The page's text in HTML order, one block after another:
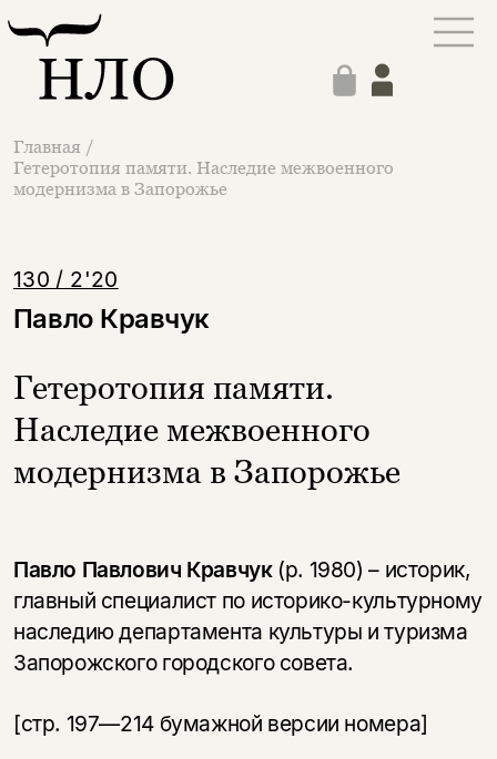
Главная /
Гетеротопия памяти. Наследие межвоенного
модернизма в Запорожье
130 / 2'20
Павло Кравчук
Гетеротопия памяти.
Наследие межвоенного
модернизма в Запорожье
Павло Павлович Кравчук(р. 1980) – историк,
главный специалист по историко-культурному
наследию департамента культуры и туризма
Запорожского городского совета.
[стр. 197—214 бумажной версии номера]